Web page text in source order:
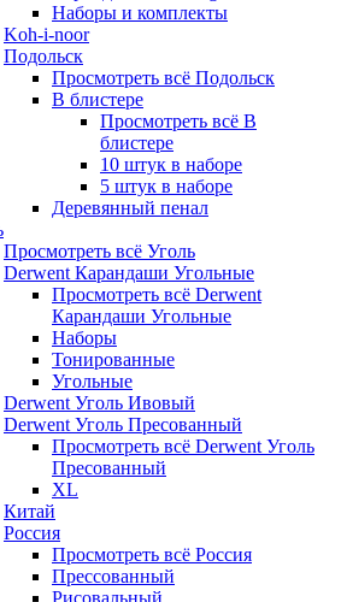
Наборы и комплекты
Koh-i-noor
Подольск
Просмотреть всё Подольск
В блистере
Просмотреть всё В
блистере
10 штук в наборе
5 штук в наборе
Деревянный пенал
Просмотреть всё Уголь
Derwent Карандаши Угольные
Просмотреть всё Derwent
Карандаши Угольные
Наборы
Тонированные
Угольные
Derwent Уголь Ивовый
Derwent Уголь Пресованный
Просмотреть всё Derwent Уголь
Пресованный
XL
Китай
Россия
Просмотреть всё Россия
Прессованный
Рисовальный